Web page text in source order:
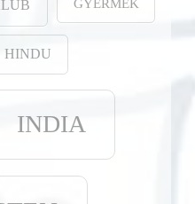
GYERMEK
HINDU
INDIA